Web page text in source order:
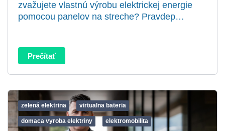
zvažujete vlastnú výrobu elektrickej energie
pomocou panelov na streche? Pravdep…
Prečítať
zelená elektrina virtualna bateria
domaca vyroba elektriny elektromobilita